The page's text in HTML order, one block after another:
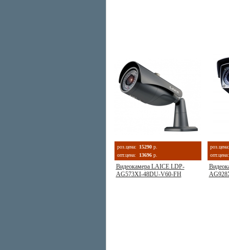
роз.цена: 15290 р.
опт.цена:
13696 р.
Видеокамера LAICE LDP-
AG573XI-48DU-V60-FH
роз.цена:
опт.цена: